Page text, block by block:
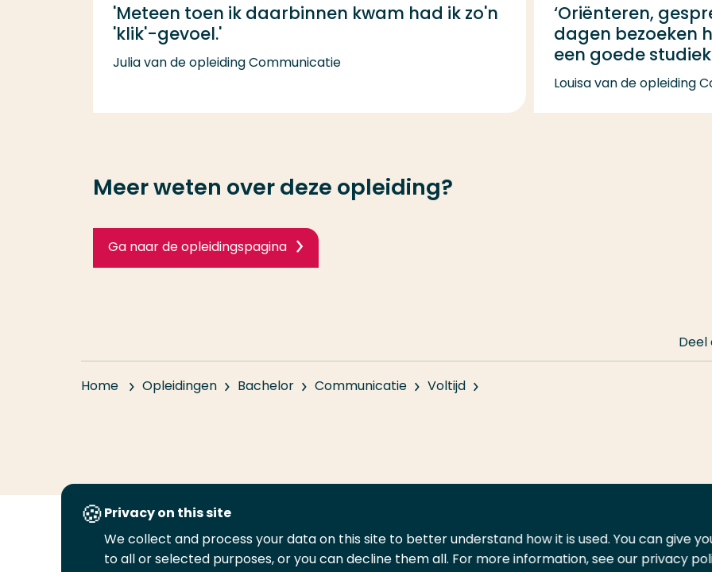
'Meteen toen ik daarbinnen kwam had ik zo'n
'klik'-gevoel.'
Julia van de opleiding Communicatie
‘Oriënteren,
dagen bezoeken
een goede
Louisa van de opleiding
Meer weten over deze opleiding?
Ga naar de opleidingspagina
Home Opleidingen Bachelor Communicatie Voltijd
Volg
ons
Volg
ons
Volg
ons
Volg
ons
Privacy on this site
We collect and process your data on this site to better understand how it is used. You can give
to all or selected purposes, or you can decline them all. For more information, see our privacy